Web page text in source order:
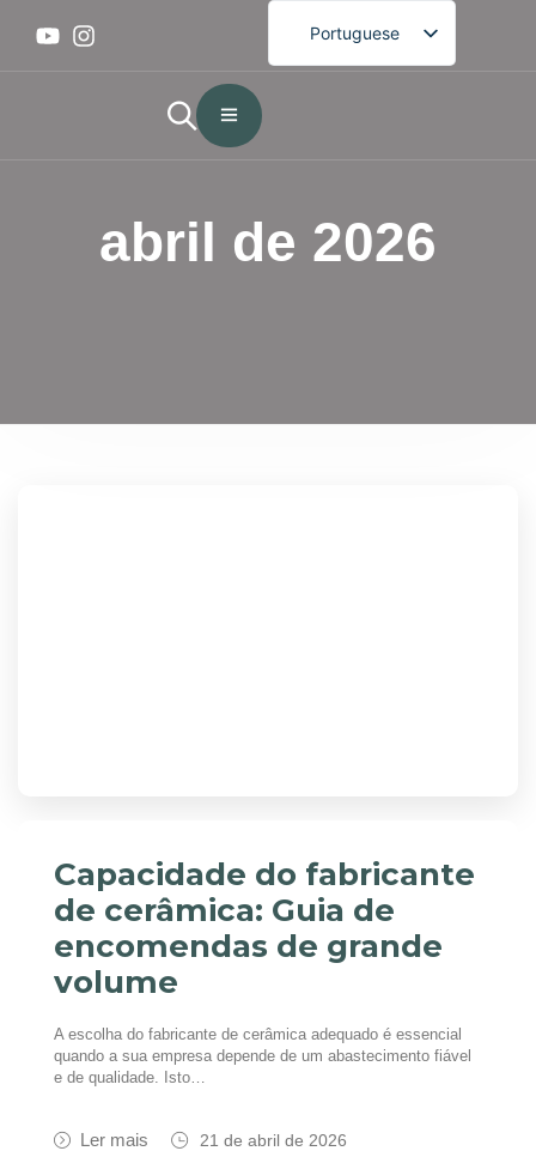
Portuguese
English
Arabic
abril de 2026
Capacidade do fabricante
de cerâmica: Guia de
encomendas de grande
volume
A escolha do fabricante de cerâmica adequado é essencial
quando a sua empresa depende de um abastecimento fiável
e de qualidade. Isto…
Ler mais 21 de abril de 2026